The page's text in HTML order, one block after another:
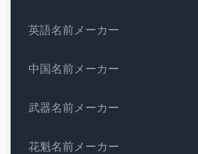
英語名前メーカー
中国名前メーカー
武器名前メーカー
花魁名前メーカー